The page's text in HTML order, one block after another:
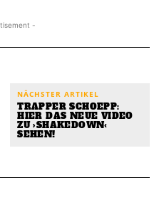
-
NÄCHSTER ARTIKEL
TRAPPER SCHOEPP:
HIER DAS NEUE VIDEO
ZU ›SHAKEDOWN‹
SEHEN!